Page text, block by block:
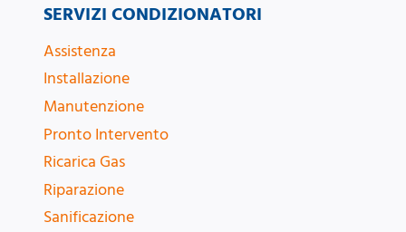
SERVIZI CONDIZIONATORI
Assistenza
Installazione
Manutenzione
Pronto Intervento
Ricarica Gas
Riparazione
Sanificazione